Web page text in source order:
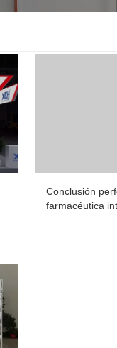
Conclusión
farmacéutica